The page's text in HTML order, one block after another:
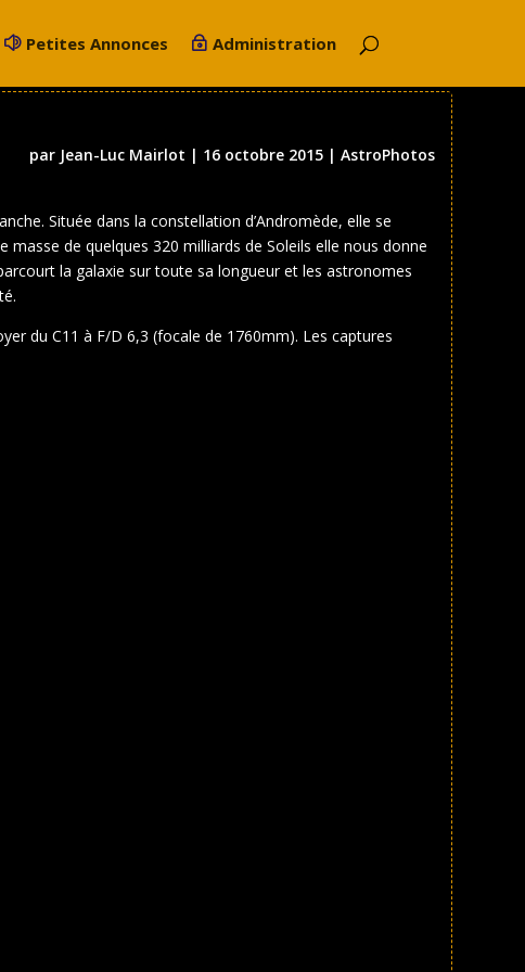
Petites Annonces Administration
par Jean-Luc Mairlot | 16 octobre 2015| AstroPhotos
Située dans la constellation d’Andromède, elle se
de quelques 320 milliards de Soleils elle nous donne
la galaxie sur toute sa longueur et les astronomes
du C11 à F/D 6,3 (focale de 1760mm). Les captures